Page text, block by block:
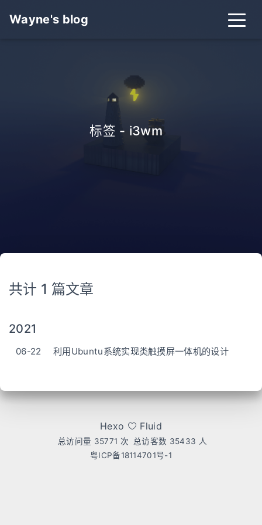
Wayne's blog
标签 - i3wm
共计 1 篇文章
2021
06-22 利用Ubuntu系统实现类触摸屏一体机的设计
Hexo Fluid
总访问量 35771 次 总访客数 35433 人
粤ICP备18114701号-1